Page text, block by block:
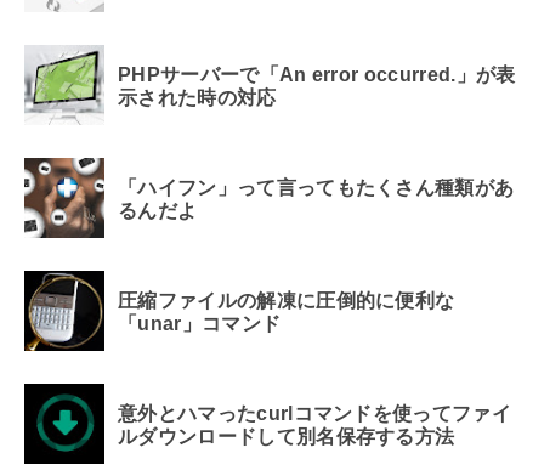
PHPサーバーで「An error occurred.」が表
示された時の対応
「ハイフン」って言ってもたくさん種類があ
るんだよ
圧縮ファイルの解凍に圧倒的に便利な
「unar」コマンド
意外とハマったcurlコマンドを使ってファイ
ルダウンロードして別名保存する方法